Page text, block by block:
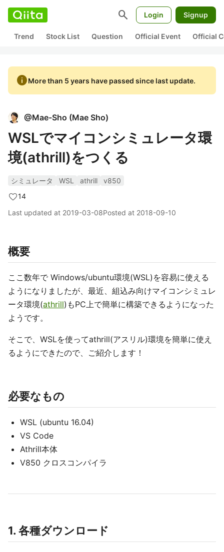
search Login Signup
Trend Stock List Question Official Event Official
infoMore than 5 years have passed since last update.
@Mae-Sho (Mae Sho)
WSLでマイコンシミュレータ環
境(athrill)をつくる
シミュレータ WSL athrill
v850
14
Last updated at 2019-03-08Posted at 2018-09-10
概要
ここ数年で Windows/ubuntu環境(WSL)を容易に使える
ようになりましたが、最近、組込み向けマイコンシミュレ
ータ環境(athrill)もPC上で簡単に構築できるようになった
ようです。
そこで、WSLを使ってathrill(アスリル)環境を簡単に使え
るようにできたので、ご紹介します！
必要なもの
WSL (ubuntu 16.04)
VS Code
Athrill本体
V850 クロスコンパイラ
1. 各種ダウンロード